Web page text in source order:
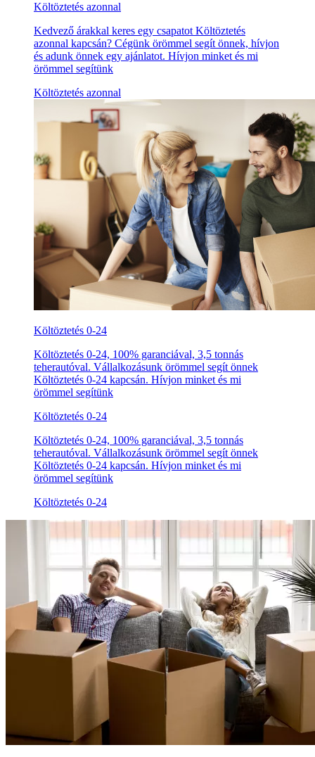
Költöztetés azonnal
Kedvező árakkal keres egy csapatot Költöztetés
azonnal kapcsán? Cégünk örömmel segít önnek, hívjon
és adunk önnek egy ajánlatot. Hívjon minket és mi
örömmel segítünk
Költöztetés azonnal
Költöztetés 0-24
Költöztetés 0-24, 100% garanciával, 3,5 tonnás
teherautóval. Vállalkozásunk örömmel segít önnek
Költöztetés 0-24 kapcsán. Hívjon minket és mi
örömmel segítünk
Költöztetés 0-24
Költöztetés 0-24, 100% garanciával, 3,5 tonnás
teherautóval. Vállalkozásunk örömmel segít önnek
Költöztetés 0-24 kapcsán. Hívjon minket és mi
örömmel segítünk
Költöztetés 0-24